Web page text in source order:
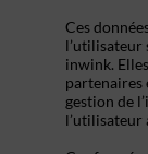
Ces
l’utilisateur
inwink.
partenaires
gestion de
l’utilisateur